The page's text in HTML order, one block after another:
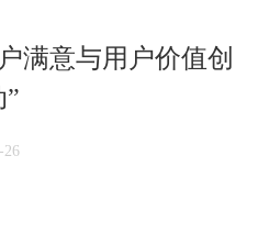
满意与用户价值创
26